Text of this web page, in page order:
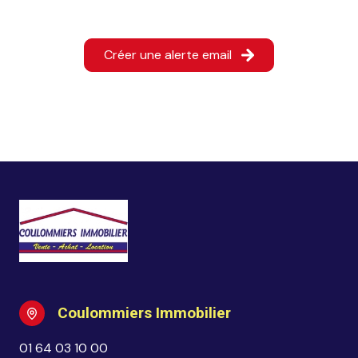
Créer une alerte email
Coulommiers Immobilier
01 64 03 10 00